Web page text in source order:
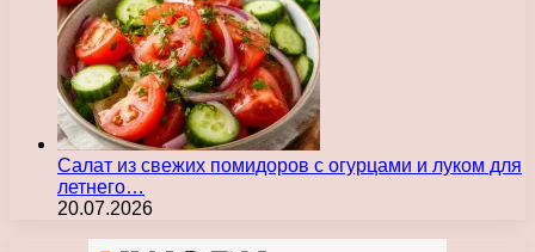
Салат из свежих помидоров с огурцами и луком для
летнего…
20.07.2026